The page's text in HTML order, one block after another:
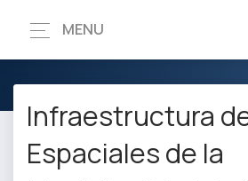
MENU
Infraestructura
Espaciales de la